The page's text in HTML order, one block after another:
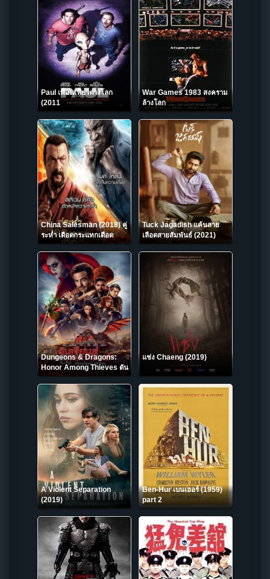
Paul เพื่อนเฟี้ยวต่างโลก
(2011
War Games 1983 สงคราม
ล้างโลก
China Salesman (2018) คู่
ระห่ำ เดือดกระแทกเดือด
Tuck Jagadish แค้นสาย
เลือดสายสัมพันธ์ (2021)
บรรยายไทย
Dungeons & Dragons:
Honor Among Thieves ดัน
เจียนส์ & ดรากอนส์ :
เกียรติยศในหมู่โจร (2023)
แช่ง Chaeng (2019)
A Violent Separation
(2019)
Ben-Hur เบนเฮอร์ (1959)
part 2